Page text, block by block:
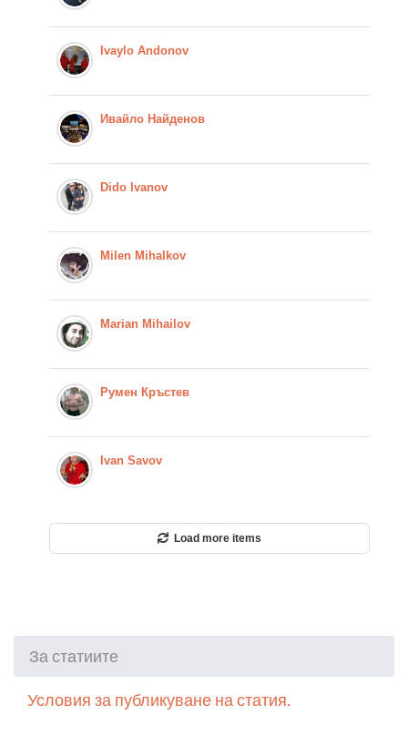
Ivaylo Andonov
Ивайло Найденов
Dido Ivanov
Milen Mihalkov
Marian Mihailov
Румен Кръстев
Ivan Savov
Load more items
За статиите
Условия за публикуване на статия.